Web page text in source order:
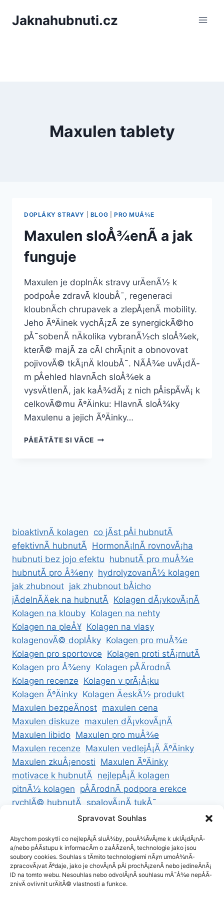
Jaknahubnuti.cz
Maxulen tablety
DOPLÅKY STRAVY BLOG PRO MUÅ¾E
Maxulen sloÅ¾enÃ­ a jak
funguje
Maxulen je doplnÄk stravy urÄenÃ½ k
podpoÅe zdravÃ­ kloubÅ¯, regeneraci
kloubnÃ­ch chrupavek a zlepÅ¡enÃ­ mobility.
Jeho ÃºÄinek vychÃ¡zÃ­ ze synergickÃ©ho
pÅ¯sobenÃ­ nÄkolika vybranÃ½ch sloÅ¾ek,
kterÃ© majÃ­ za cÃ­l chrÃ¡nit a obnovovat
pojivovÃ© tkÃ¡nÄ kloubÅ¯. NÃ­Å¾e uvÃ¡dÃ­
m pÅehled hlavnÃ­ch sloÅ¾ek a
vysvÄtlenÃ­, jak kaÅ¾dÃ¡ z nich pÅispÃ­vÃ¡ k
celkovÃ©mu ÃºÄinku: HlavnÃ­ sloÅ¾ky
Maxulenu a jejich ÃºÄinky…
PÅEÄTÄTE SI VÃ­CEMAXULEN
bioaktivnÃ­ kolagen co jÃ­st pÅi hubnutÃ­
efektivnÃ­ hubnutÃ­ HormonÃ¡lnÃ­ rovnovÃ¡ha
hubnuti bez jojo efektu hubnutÃ­ pro muÅ¾e
hubnutÃ­ pro Å¾eny hydrolyzovanÃ½ kolagen
jak zhubnout jak zhubnout bÅicho
jÃ­delnÃ­Äek na hubnutÃ­ Kolagen dÃ¡vkovÃ¡nÃ­
Kolagen na klouby Kolagen na nehty
Kolagen na pleÅ¥ Kolagen na vlasy
kolagenovÃ© doplÅky Kolagen pro muÅ¾e
Kolagen pro sportovce Kolagen proti stÃ¡rnutÃ­
Kolagen pro Å¾eny Kolagen pÅÃ­rodnÃ­
Kolagen recenze Kolagen v prÃ¡Å¡ku
Kolagen ÃºÄinky Kolagen ÄeskÃ½ produkt
Maxulen bezpeÄnost maxulen cena
Maxulen diskuze maxulen dÃ¡vkovÃ¡nÃ­
Maxulen libido Maxulen pro muÅ¾e
Maxulen recenze Maxulen vedlejÅ¡Ã­ ÃºÄinky
Maxulen zkuÅ¡enosti Maxulen ÃºÄinky
motivace k hubnutÃ­ nejlepÅ¡Ã­ kolagen
pitnÃ½ kolagen pÅÃ­rodnÃ­ podpora erekce
rychlÃ© hubnutÃ­ spalovÃ¡nÃ­ tukÅ¯
ZdravÃ© hubnutÃ­ ZdravÃ© recepty na hubnutÃ­
ZÃ¡sady cookies (EU)
Spravovat Souhlas
Abychom poskytli co nejlepÅ¡Ã­ sluÅ¾by, pouÅ¾Ã­vÃ¡me k uklÃ¡dÃ¡nÃ­
a/nebo pÅÃ­stupu k informacÃ­m o zaÅÃ­zenÃ­, technologie jako jsou
soubory cookies. Souhlas s tÄmito technologiemi nÃ¡m umoÅ¾nÃ­
zpracovÃ¡vat Ãºdaje, jako je chovÃ¡nÃ­ pÅi prochÃ¡zenÃ­ nebo jedineÄnÃ¡
ID na tomto webu. Nesouhlas nebo odvolÃ¡nÃ­ souhlasu mÅ¯Å¾e nepÅÃ­
znivÄ ovlivnit urÄitÃ© vlastnosti a funkce.